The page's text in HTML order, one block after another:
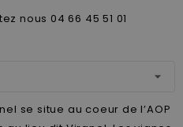
nous 04 66 45 51 01
se situe au coeur de l’AOP